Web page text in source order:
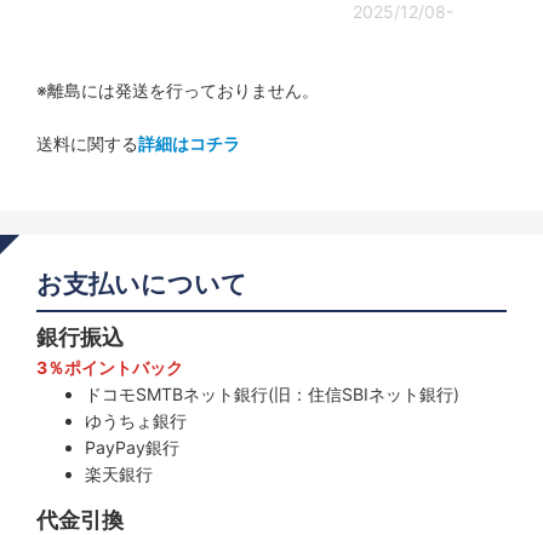
2025/12/08-
※離島には発送を行っておりません。
送料に関する詳細はコチラ
お支払いについて
銀行振込
3％ポイントバック
ドコモSMTBネット銀行(旧：住信SBIネット銀行)
ゆうちょ銀行
PayPay銀行
楽天銀行
代金引換